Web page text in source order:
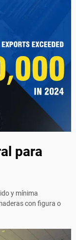
para
y mínima
con figura o